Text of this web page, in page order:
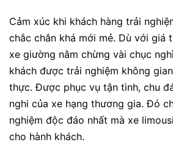
Cảm xúc khi khách hàng trải
chắc chắn khá mới mẻ. Dù với giá
xe giường nằm chừng vài chục
khách được trải nghiệm không
thực. Được phục vụ tận tình, chu
nghi của xe hạng thương gia. Đó
nghiệm độc đáo nhất mà xe
cho hành khách.